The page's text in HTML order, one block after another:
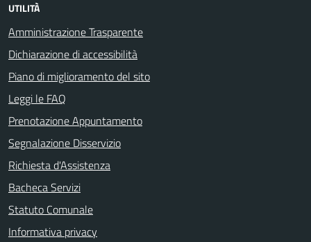
UTILITÀ
Amministrazione Trasparente
Dichiarazione di accessibilità
Piano di miglioramento del sito
Leggi le FAQ
Prenotazione Appuntamento
Segnalazione Disservizio
Richiesta d'Assistenza
Bacheca Servizi
Statuto Comunale
Informativa privacy